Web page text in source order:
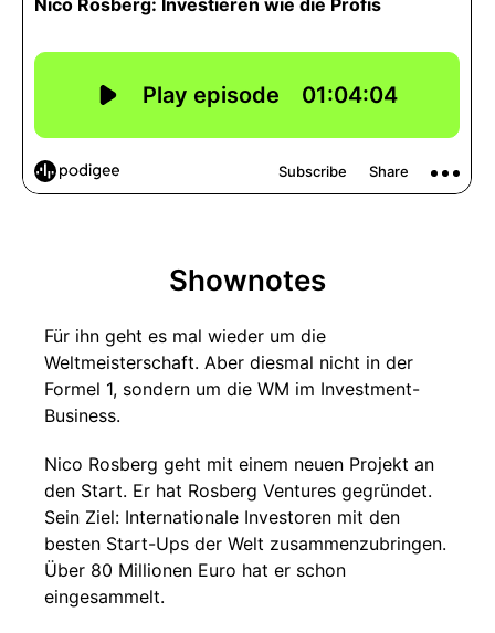
Shownotes
Für ihn geht es mal wieder um die
Weltmeisterschaft. Aber diesmal nicht in der
Formel 1, sondern um die WM im Investment-
Business.
Nico Rosberg geht mit einem neuen Projekt an
den Start. Er hat Rosberg Ventures gegründet.
Sein Ziel: Internationale Investoren mit den
besten Start-Ups der Welt zusammenzubringen.
Über 80 Millionen Euro hat er schon
eingesammelt.